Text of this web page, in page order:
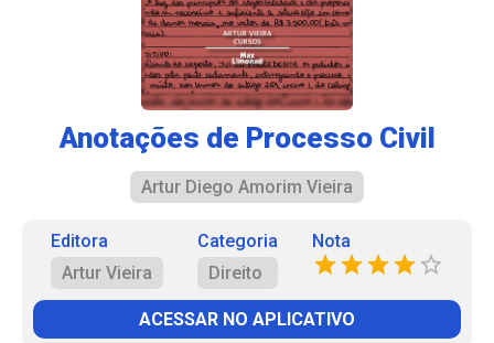
Anotações de Processo Civil
Artur Diego Amorim Vieira
Editora
Artur Vieira
Categoria
Direito
Nota
ACESSAR NO APLICATIVO